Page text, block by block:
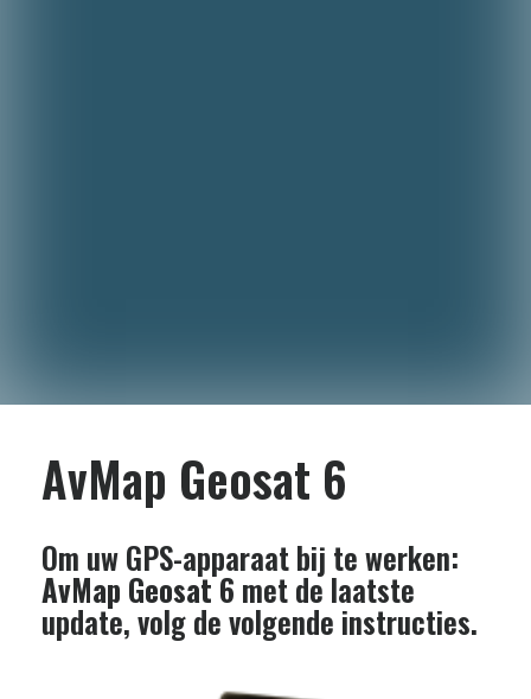
AvMap Geosat 6
Om uw GPS-apparaat bij te werken:
AvMap Geosat 6 met de laatste
update, volg de volgende instructies.